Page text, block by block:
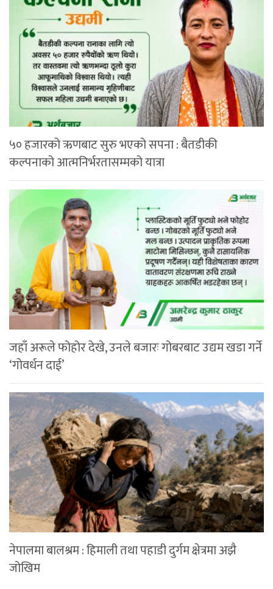
५० हजारको ऋणबाट सुरु भएको सपना : बैतडीकी
कल्पनाको आत्मनिर्भरतासम्मको यात्रा
जहाँ अरूले फोहोर देखे, उनले बजारः गोबरबाट उद्यम खडा गर्ने
‘गोवर्धन दाई’
नेपालमा बालश्रम : हिमाली तथा पहाडी दुर्गम क्षेत्रमा अझै
जोखिम